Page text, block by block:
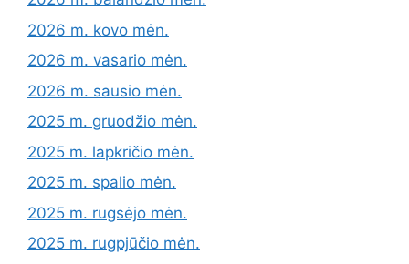
2026 m. kovo mėn.
2026 m. vasario mėn.
2026 m. sausio mėn.
2025 m. gruodžio mėn.
2025 m. lapkričio mėn.
2025 m. spalio mėn.
2025 m. rugsėjo mėn.
2025 m. rugpjūčio mėn.